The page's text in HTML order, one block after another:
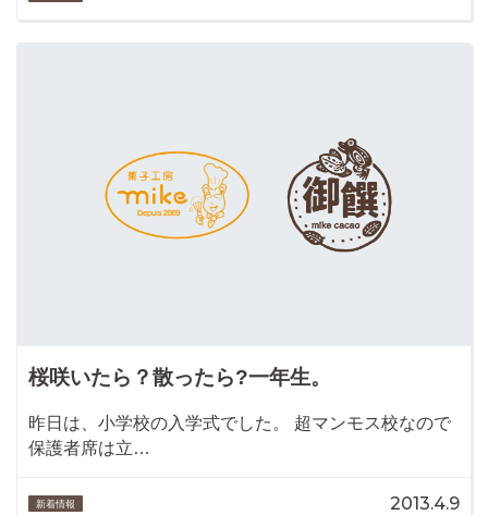
桜咲いたら？散ったら?一年生。
昨日は、小学校の入学式でした。 超マンモス校なので
保護者席は立…
新着情報 2013.4.9